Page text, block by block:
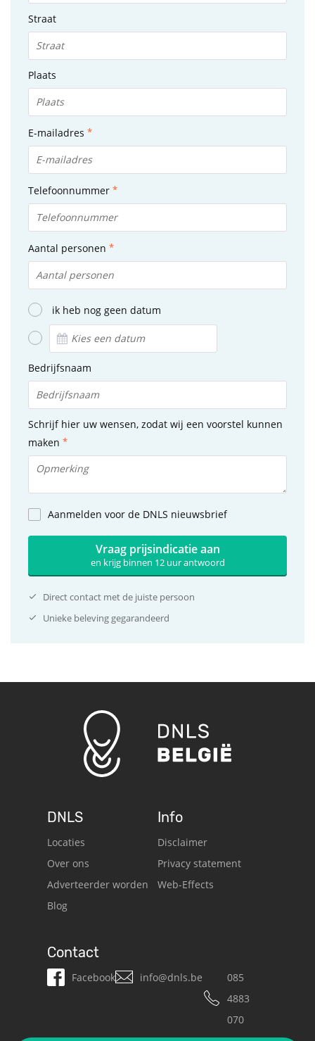
Straat
Plaats
E-mailadres
Telefoonnummer
Aantal personen
ik heb nog geen datum
Bedrijfsnaam
Schrijf hier uw wensen, zodat wij een voorstel kunnen
maken
Aanmelden voor de DNLS nieuwsbrief
Vraag prijsindicatie aan
en krijg binnen 12 uur antwoord
Direct contact met de juiste persoon
Unieke beleving gegarandeerd
DNLS
Locaties
Over ons
Adverteerder worden
Blog
Info
Disclaimer
Privacy statement
Web-Effects
Contact
Facebook info@dnls.be
085
4883
070